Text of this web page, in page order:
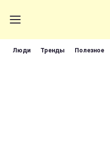
Люди Тренды Полезное